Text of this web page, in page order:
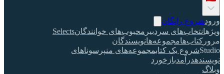
ورودشروع رایگان
ویژهانتخاب‌های سردبیر محبوب‌های خوانندگانSelects
مرور کتاب‌هامجموعه‌هانویسندگان
Studioشروع یک کتابمجموعه‌های منپرسوناهای
نویسندهدرآمدبازخورد
وبلاگ